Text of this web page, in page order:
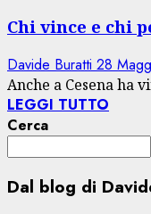
Chi vince e chi
Davide Buratti 28
Anche a Cesena ha
LEGGI TUTTO
Cerca
Dal blog di